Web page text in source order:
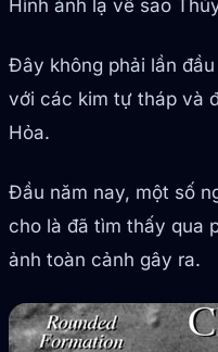
Hình ảnh lạ về sao
Đây không phải lần
với các kim tự tháp và
Hỏa.
Đầu năm nay, một số
cho là đã tìm thấy qua
ảnh toàn cảnh gây ra.